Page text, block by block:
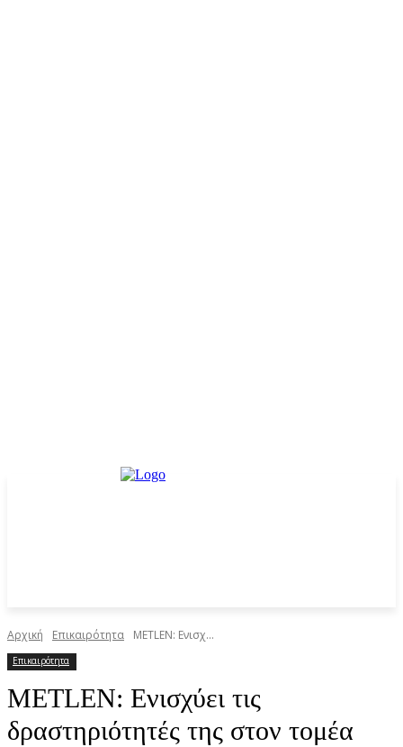
Αρχική Επικαιρότητα METLEN: Ενισχ...
Επικαιρότητα
METLEN: Ενισχύει τις
δραστηριότητές της στον τομέα